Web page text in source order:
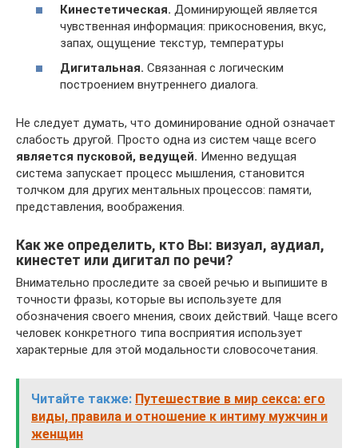
Кинестетическая. Доминирующей является
чувственная информация: прикосновения, вкус,
запах, ощущение текстур, температуры
Дигитальная. Связанная с логическим
построением внутреннего диалога.
Не следует думать, что доминирование одной означает
слабость другой. Просто одна из систем чаще всего
является пусковой, ведущей. Именно ведущая
система запускает процесс мышления, становится
толчком для других ментальных процессов: памяти,
представления, воображения.
Как же определить, кто Вы: визуал, аудиал,
кинестет или дигитал по речи?
Внимательно проследите за своей речью и выпишите в
точности фразы, которые вы используете для
обозначения своего мнения, своих действий. Чаще всего
человек конкретного типа восприятия использует
характерные для этой модальности словосочетания.
Читайте также: Путешествие в мир секса: его
виды, правила и отношение к интиму мужчин и
женщин